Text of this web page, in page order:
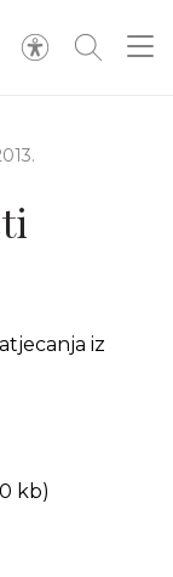
iz
kb)